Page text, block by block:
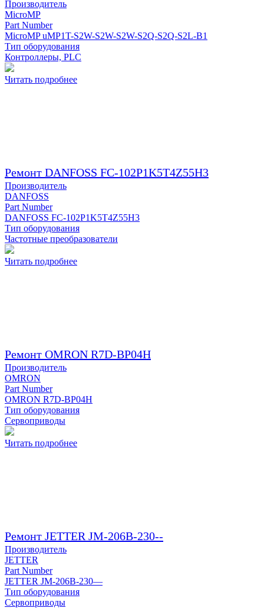
Производитель
MicroMP
Part Number
MicroMP uMP1T-S2W-S2W-S2W-S2Q-S2Q-S2L-B1
Тип оборудования
Контроллеры, PLC
Читать подробнее
Ремонт DANFOSS FC-102P1K5T4Z55H3
Производитель
DANFOSS
Part Number
DANFOSS FC-102P1K5T4Z55H3
Тип оборудования
Частотные преобразователи
Читать подробнее
Ремонт OMRON R7D-BP04H
Производитель
OMRON
Part Number
OMRON R7D-BP04H
Тип оборудования
Сервоприводы
Читать подробнее
Ремонт JETTER JM-206B-230--
Производитель
JETTER
Part Number
JETTER JM-206B-230—
Тип оборудования
Сервоприводы